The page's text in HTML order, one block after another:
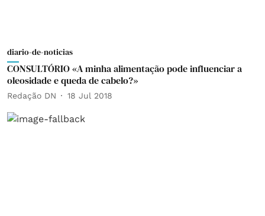
diario-de-noticias
CONSULTÓRIO «A minha alimentação pode influenciar a
oleosidade e queda de cabelo?»
Redação DN 18 Jul 2018